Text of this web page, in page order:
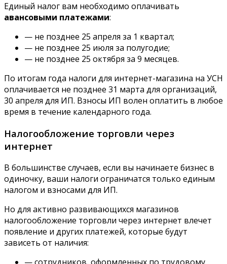
Единый налог вам необходимо оплачивать
авансовыми платежами:
— не позднее 25 апреля за 1 квартал;
— не позднее 25 июля за полугодие;
— не позднее 25 октября за 9 месяцев.
По итогам года налоги для интернет-магазина на УСН
оплачивается не позднее 31 марта для организаций,
30 апреля для ИП. Взносы ИП волен оплатить в любое
время в течение календарного года.
Налогообложение торговли через
интернет
В большинстве случаев, если вы начинаете бизнес в
одиночку, ваши налоги ограничатся только единым
налогом и взносами для ИП.
Но для активно развивающихся магазинов
налогообложение торговли через интернет влечет
появление и других платежей, которые будут
зависеть от наличия: